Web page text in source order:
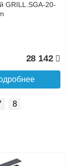
НДС)
GRILL.SGA-20-
28 142
ITT.080.200.1000
8